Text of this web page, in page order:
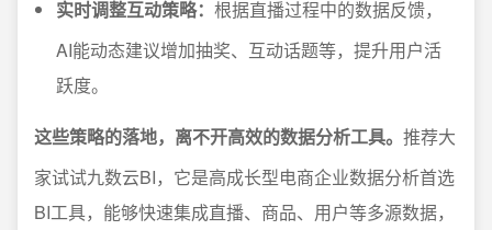
实时调整互动策略： 根据直播过程中的数据反馈，
AI能动态建议增加抽奖、互动话题等，提升用户活
跃度。
这些策略的落地，离不开高效的数据分析工具。 推荐大
家试试九数云BI，它是高成长型电商企业数据分析首选
BI工具，能够快速集成直播、商品、用户等多源数据，